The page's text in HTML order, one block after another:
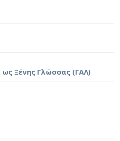
ως Ξένης Γλώσσας (ΓΑΛ)